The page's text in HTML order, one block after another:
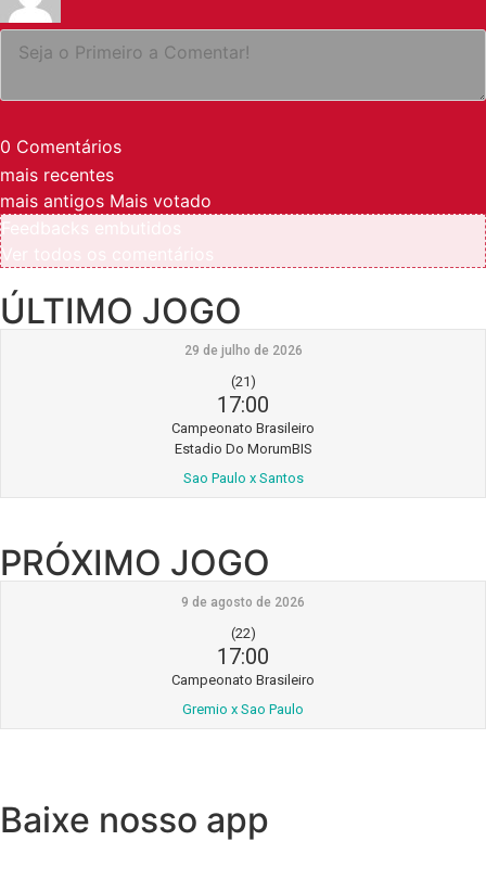
0 Comentários
mais recentes
mais antigos Mais votado
ÚLTIMO JOGO
29 de julho de 2026
(21)
17:00
Campeonato Brasileiro
Estadio Do MorumBIS
Sao Paulo x Santos
PRÓXIMO JOGO
9 de agosto de 2026
(22)
17:00
Campeonato Brasileiro
Gremio x Sao Paulo
Baixe nosso app